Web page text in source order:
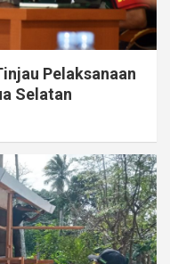
Pelaksanaan
Selatan